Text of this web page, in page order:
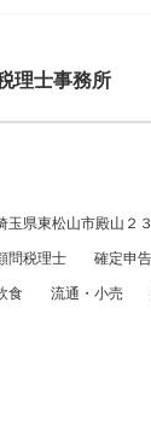
理士事務所
玉県東松山市殿山２
問税理士
確定申告
食 流通・小売